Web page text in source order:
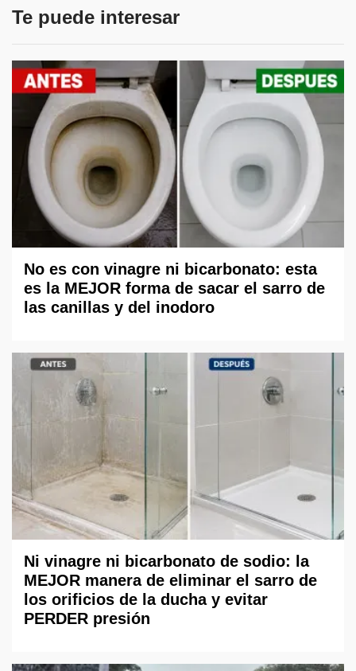
Te puede interesar
No es con vinagre ni bicarbonato: esta
es la MEJOR forma de sacar el sarro de
las canillas y del inodoro
Ni vinagre ni bicarbonato de sodio: la
MEJOR manera de eliminar el sarro de
los orificios de la ducha y evitar
PERDER presión